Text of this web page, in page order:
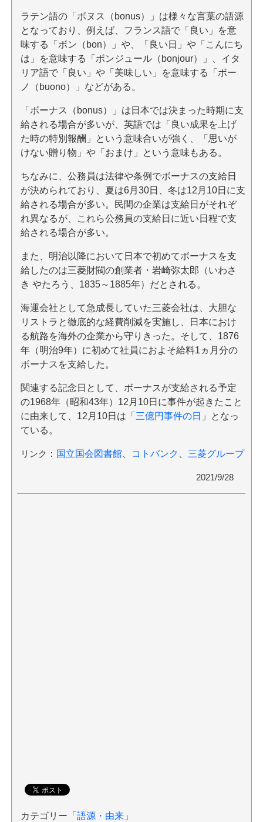
ラテン語の「ボヌス（bonus）」は様々な言葉の語源
となっており、例えば、フランス語で「良い」を意
味する「ボン（bon）」や、「良い日」や「こんにち
は」を意味する「ボンジュール（bonjour）」、イタ
リア語で「良い」や「美味しい」を意味する「ボー
ノ（buono）」などがある。
「ボーナス（bonus）」は日本では決まった時期に支
給される場合が多いが、英語では「良い成果を上げ
た時の特別報酬」という意味合いが強く、「思いが
けない贈り物」や「おまけ」という意味もある。
ちなみに、公務員は法律や条例でボーナスの支給日
が決められており、夏は6月30日、冬は12月10日に支
給される場合が多い。民間の企業は支給日がそれぞ
れ異なるが、これら公務員の支給日に近い日程で支
給される場合が多い。
また、明治以降において日本で初めてボーナスを支
給したのは三菱財閥の創業者・岩崎弥太郎（いわさ
き やたろう、1835～1885年）だとされる。
海運会社として急成長していた三菱会社は、大胆な
リストラと徹底的な経費削減を実施し、日本におけ
る航路を海外の企業から守りきった。そして、1876
年（明治9年）に初めて社員におよそ給料1ヵ月分の
ボーナスを支給した。
関連する記念日として、ボーナスが支給される予定
の1968年（昭和43年）12月10日に事件が起きたこと
に由来して、12月10日は「 三億円事件の日 」となっ
ている。
リンク ： 国立国会図書館、 コトバンク 三菱グループ
2021/9/28
カテゴリー「 語源・由来」